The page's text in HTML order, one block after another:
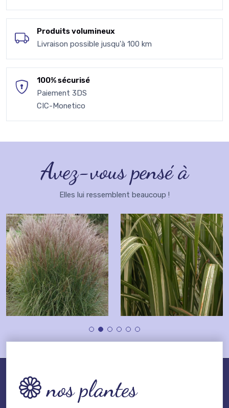
Produits volumineux
Livraison possible jusqu'à 100 km
100% sécurisé
Paiement 3DS
CIC-Monetico
Avez-vous pensé à
Elles lui ressemblent beaucoup !
nos plantes